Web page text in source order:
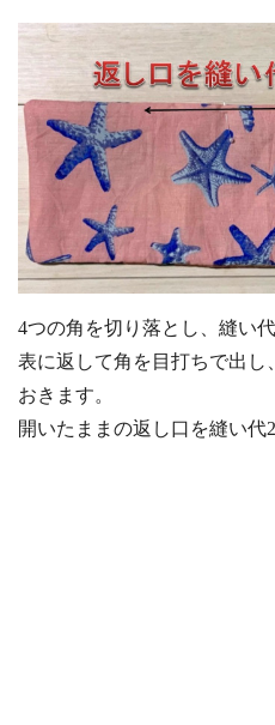
4つの角を切り落とし、縫い
表に返して角を目打ちで出し
おきます。
開いたままの返し口を縫い代